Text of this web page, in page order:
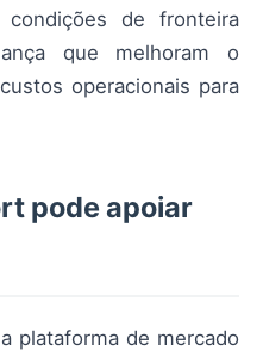
de fronteira
que melhoram o
operacionais para
pode apoiar
plataforma de mercado